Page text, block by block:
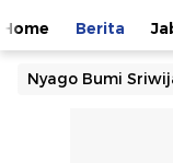
Home Berita
Nyago Bumi